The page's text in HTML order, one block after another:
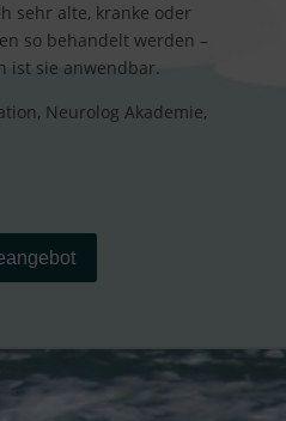
sehr alte, kranke oder
so behandelt werden –
ist sie anwendbar.
Neurolog Akademie,